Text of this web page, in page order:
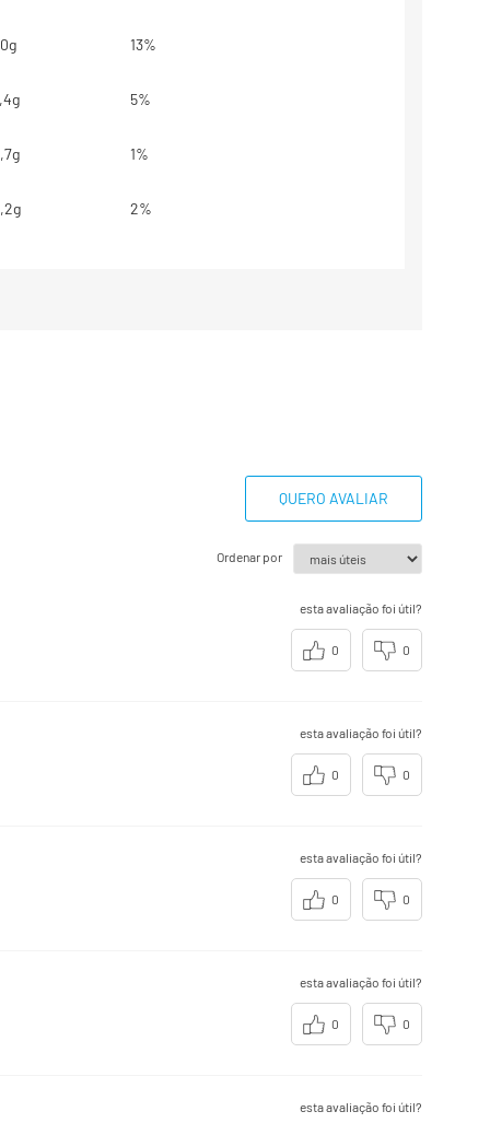
13%
5%
1%
2%
QUERO AVALIAR
Ordenar por
esta avaliação foi útil?
0 0
esta avaliação foi útil?
0 0
esta avaliação foi útil?
0 0
esta avaliação foi útil?
0 0
esta avaliação foi útil?